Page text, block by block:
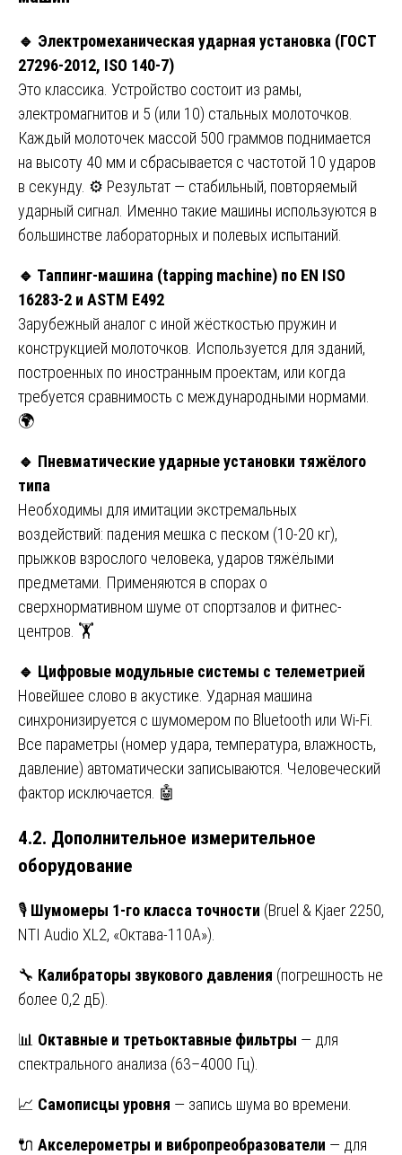
🔹 Электромеханическая ударная установка (ГОСТ
27296-2012, ISO 140-7)
Это классика. Устройство состоит из рамы,
электромагнитов и 5 (или 10) стальных молоточков.
Каждый молоточек массой 500 граммов поднимается
на высоту 40 мм и сбрасывается с частотой 10 ударов
в секунду. ⚙️ Результат — стабильный, повторяемый
ударный сигнал. Именно такие машины используются в
большинстве лабораторных и полевых испытаний.
🔹 Таппинг-машина (tapping machine) по EN ISO
16283-2 и ASTM E492
Зарубежный аналог с иной жёсткостью пружин и
конструкцией молоточков. Используется для зданий,
построенных по иностранным проектам, или когда
требуется сравнимость с международными нормами.
🌍
🔹 Пневматические ударные установки тяжёлого
типа
Необходимы для имитации экстремальных
воздействий: падения мешка с песком (10-20 кг),
прыжков взрослого человека, ударов тяжёлыми
предметами. Применяются в спорах о
сверхнормативном шуме от спортзалов и фитнес-
центров. 🏋️
🔹 Цифровые модульные системы с телеметрией
Новейшее слово в акустике. Ударная машина
синхронизируется с шумомером по Bluetooth или Wi-Fi.
Все параметры (номер удара, температура, влажность,
давление) автоматически записываются. Человеческий
фактор исключается. 🤖
4.2. Дополнительное измерительное
оборудование
🎙️ Шумомеры 1-го класса точности (Bruel & Kjaer 2250,
NTI Audio XL2, «Октава-110А»).
🔧 Калибраторы звукового давления (погрешность не
более 0,2 дБ).
📊 Октавные и третьоктавные фильтры — для
спектрального анализа (63–4000 Гц).
📈 Самописцы уровня — запись шума во времени.
🔌 Акселерометры и вибропреобразователи — для